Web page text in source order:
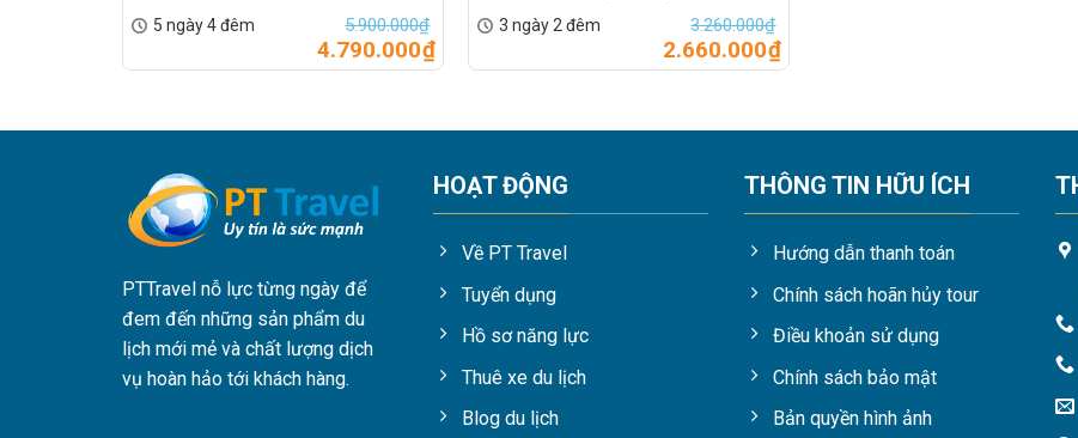
5.900.000₫
4.790.000₫
5 ngày 4 đêm 3.260.000₫
2.660.000₫
3 ngày 2 đêm
PTTravel nỗ lực từng ngày để
đem đến những sản phẩm du
lịch mới mẻ và chất lượng dịch
vụ hoàn hảo tới khách hàng.
HOẠT ĐỘNG
Về PT Travel
Tuyển dụng
Hồ sơ năng lực
Thuê xe du lịch
Blog du lịch
THÔNG TIN HỮU ÍCH
Hướng dẫn thanh toán
Chính sách hoãn hủy tour
Điều khoản sử dụng
Chính sách bảo mật
Bản quyền hình ảnh